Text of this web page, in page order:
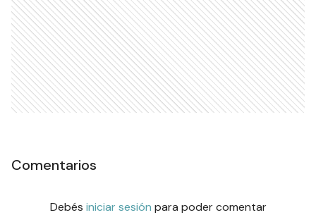
Comentarios
Debés iniciar sesión para poder comentar